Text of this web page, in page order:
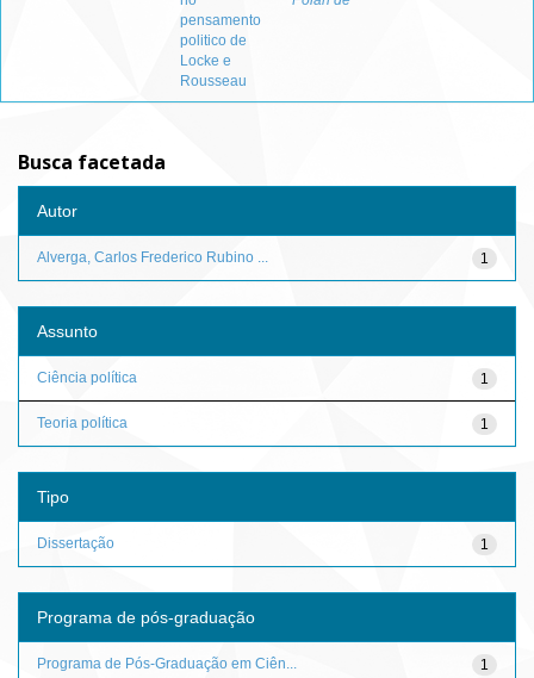
pensamento
politico de
Locke e
Rousseau
Busca facetada
Autor
1
Alverga, Carlos Frederico Rubino ...
Assunto
1
Ciência política
1
Teoria política
Tipo
1
Dissertação
Programa de pós-graduação
1
Programa de Pós-Graduação em Ciên...